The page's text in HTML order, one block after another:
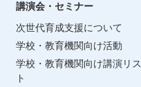
講演会・セミナー
次世代育成支援について
学校・教育機関向け活動
学校・教育機関向け講演リス
ト